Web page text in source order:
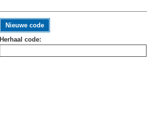
Nieuwe code
Herhaal code: